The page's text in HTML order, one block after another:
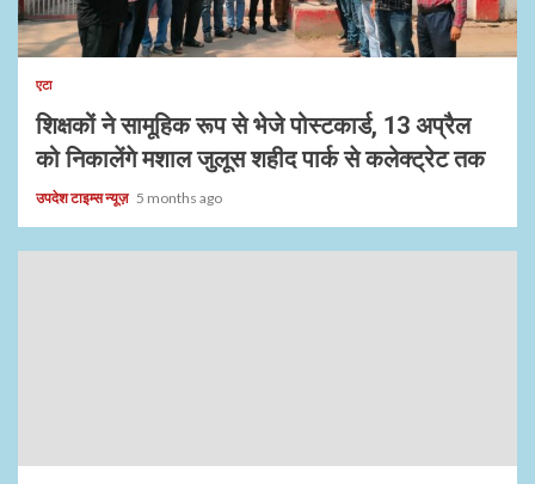
1 min read
एटा
शिक्षकों ने सामूहिक रूप से भेजे पोस्टकार्ड, 13 अप्रैल
को निकालेंगे मशाल जुलूस शहीद पार्क से कलेक्ट्रेट तक
उपदेश टाइम्स न्यूज़ 5 months ago